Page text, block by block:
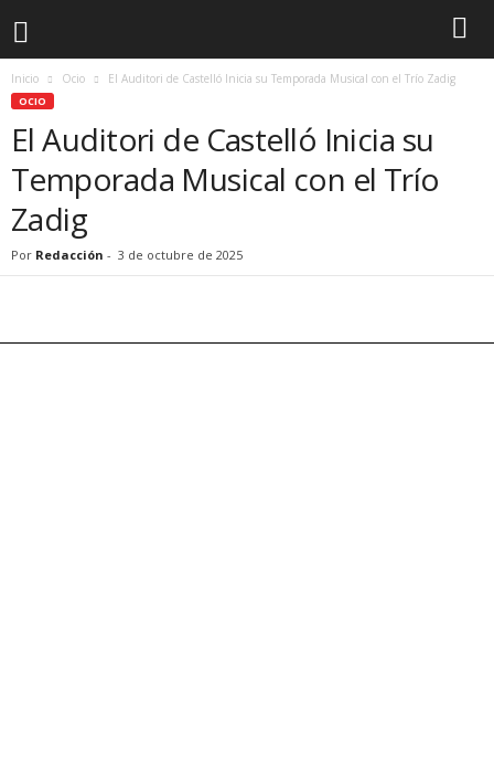
Inicio Ocio El Auditori de Castelló Inicia su Temporada Musical con el Trío Zadig
OCIO
El Auditori de Castelló Inicia su
Temporada Musical con el Trío
Zadig
Por Redacción - 3 de octubre de 2025